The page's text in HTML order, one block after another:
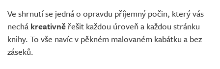
Ve shrnutí se jedná o opravdu příjemný počin, který vás
nechá kreativně řešit každou úroveň a každou stránku
knihy. To vše navíc v pěkném malovaném kabátku a bez
záseků.